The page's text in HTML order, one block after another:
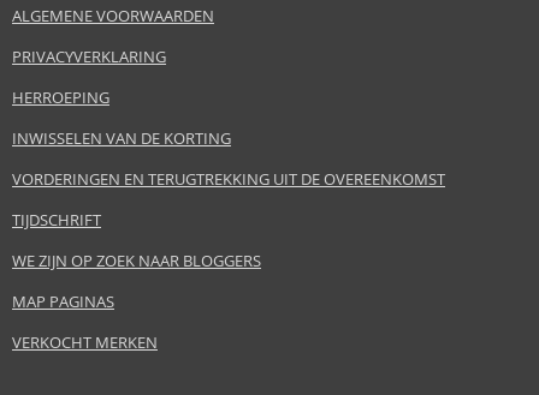
ALGEMENE VOORWAARDEN
PRIVACYVERKLARING
HERROEPING
INWISSELEN VAN DE KORTING
VORDERINGEN EN TERUGTREKKING UIT DE OVEREENKOMST
TIJDSCHRIFT
WE ZIJN OP ZOEK NAAR BLOGGERS
MAP PAGINAS
VERKOCHT MERKEN